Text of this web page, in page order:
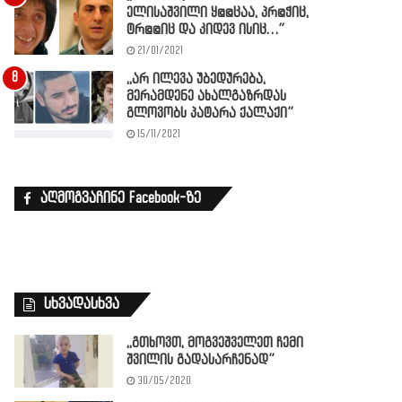
ელისაშვილი ყ@@ცაა, პრ@ჭიც,
ტრ@@იც და კიდევ ისიც…”
21/01/2021
,,არ ილევა უბედურება,
მერამდენე ახალგაზრდას
გლოვობს პატარა ქალაქი”
15/11/2021
აღმოგვაჩინე Facebook-ზე
სხვადასხვა
,,გთხოვთ, მოგვეშველეთ ჩემი
შვილის გადასარჩენად”
30/05/2020